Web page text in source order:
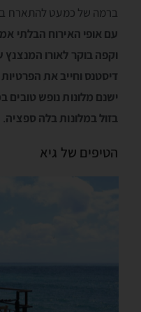
ברמה של כמעט להתארח
עם אופי האירוח הבלתי
וקפה בוקר לאורו
דיסטנס וחייב את
ישנם מלונות נופש טובים
בזול במלונות בלה ספציה.
הטיפים של גיא